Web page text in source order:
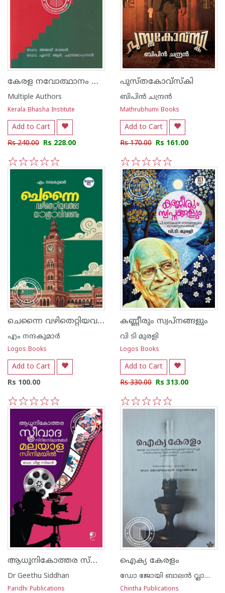
കേരള നവോത്ഥാനം പുതു വായനകള്‍
Multiple Authors
Kerala Bhasha Institute
Add to Cart
Rs 240.00 Rs 228.00
5
4
3
2
1
പുസ്തകോവ്സ്‌കി
ബിപിന്‍ ചന്ദ്രന്‍
Mathrubhumi Books
Add to Cart
Rs 170.00 Rs 161.00
5
4
3
2
1
ചെന്നൈ വഴിതെറ്റിയവരുടെ യാത്രവിവരണം
എം നന്ദകുമാര്‍
Logos Books
Add to Cart
Rs 100.00
5
4
3
2
1
കണ്ണീരും സ്വപ്നങ്ങളും
വി ടി മുരളി
Logos Books
Add to Cart
Rs 330.00 Rs 313.00
5
4
3
2
1
ആധുനികോത്തര സ്ത്രീവാദ സിനിമാസിദ്ധാന്തങ്ങൾ മലയാള സിനിമയിൽ
Dr Geethu Siddhan
Paridhi Publications
ഐക്യ കേരളം
ഡോ ജോയി ബാലന്‍ വ്ലാത്താക്കര
Chintha Publications